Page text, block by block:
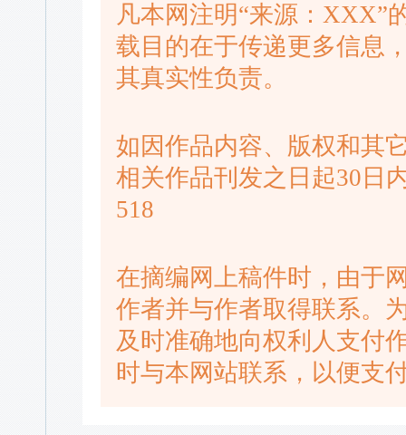
凡本网注明“来源：XXX”
载目的在于传递更多信息
其真实性负责。
如因作品内容、版权和其
相关作品刊发之日起30日
518
在摘编网上稿件时，由于
作者并与作者取得联系。
及时准确地向权利人支付
时与本网站联系，以便支